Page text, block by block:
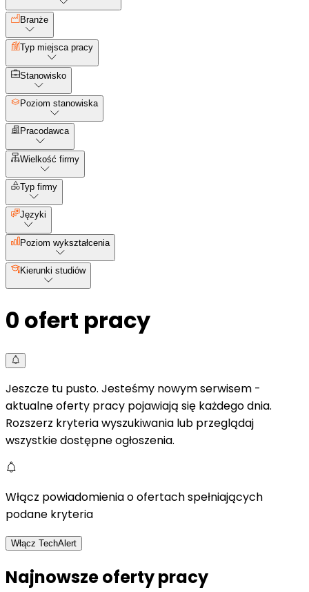
Branże
Typ miejsca pracy
Stanowisko
Poziom stanowiska
Pracodawca
Wielkość firmy
Typ firmy
Języki
Poziom wykształcenia
Kierunki studiów
0 ofert pracy
Jeszcze tu pusto. Jesteśmy nowym serwisem -
aktualne oferty pracy pojawiają się każdego dnia.
Rozszerz kryteria wyszukiwania lub przeglądaj
wszystkie dostępne ogłoszenia.
Włącz powiadomienia o ofertach spełniających
podane kryteria
Włącz TechAlert
Najnowsze oferty pracy